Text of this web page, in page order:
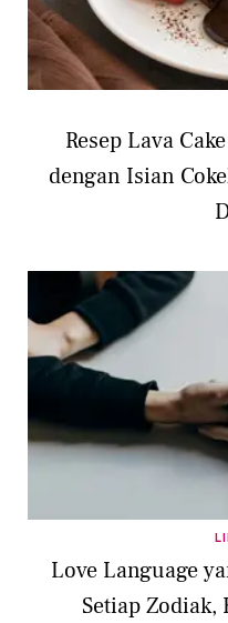
Resep Lava
dengan Isian
Love Language
Setiap Zodiak,